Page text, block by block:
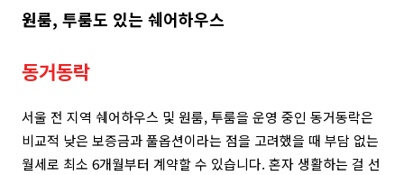
원룸, 투룸도 있는 쉐어하우스
동거동락
서울 전 지역 쉐어하우스 및 원룸, 투룸을 운영 중인 동거동락은
비교적 낮은 보증금과 풀옵션이라는 점을 고려했을 때 부담 없는
월세로 최소 6개월부터 계약할 수 있습니다. 혼자 생활하는 걸 선